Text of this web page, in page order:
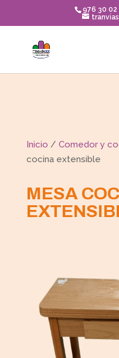
content
976 30
Inicio / Comedor y
cocina extensible
MESA